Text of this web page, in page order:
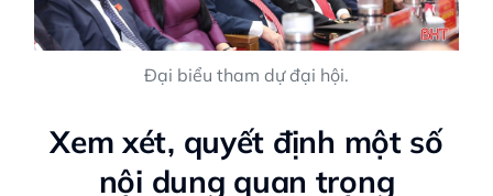
Đại biểu tham dự đại hội.
Xem xét, quyết định một số
nội dung quan trọng